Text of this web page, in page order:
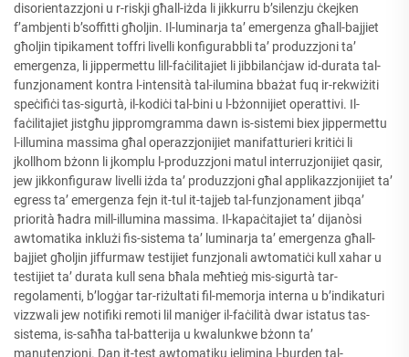
disorientazzjoni u r-riskji għall-iżda li jikkurru b’silenzju ċkejken
f’ambjenti b’soffitti għoljin. Il-luminarja ta’ emergenza għall-bajjiet
għoljin tipikament toffri livelli konfigurabbli ta’ produzzjoni ta’
emergenza, li jippermettu lill-faċilitajiet li jibbilanċjaw id-durata tal-
funzjonament kontra l-intensità tal-ilumina bbażat fuq ir-rekwiżiti
speċifiċi tas-sigurtà, il-kodiċi tal-bini u l-bżonnijiet operattivi. Il-
faċilitajiet jistgħu jippromgramma dawn is-sistemi biex jippermettu
l-illumina massima għal operazzjonijiet manifatturieri kritiċi li
jkollhom bżonn li jkomplu l-produzzjoni matul interruzjonijiet qasir,
jew jikkonfiguraw livelli iżda ta’ produzzjoni għal applikazzjonijiet ta’
egress ta’ emergenza fejn it-tul it-tajjeb tal-funzjonament jibqa’
priorità ħadra mill-illumina massima. Il-kapaċitajiet ta’ dijanòsi
awtomatika inklużi fis-sistema ta’ luminarja ta’ emergenza għall-
bajjiet għoljin jiffurmaw testijiet funzjonali awtomatiċi kull xahar u
testijiet ta’ durata kull sena bħala meħtieġ mis-sigurtà tar-
regolamenti, b’logġar tar-riżultati fil-memorja interna u b’indikaturi
vizzwali jew notifiki remoti lil maniġer il-faċilità dwar istatus tas-
sistema, is-saħħa tal-batterija u kwalunkwe bżonn ta’
manutenzjoni. Dan it-test awtomatiku jelimina l-burden tal-